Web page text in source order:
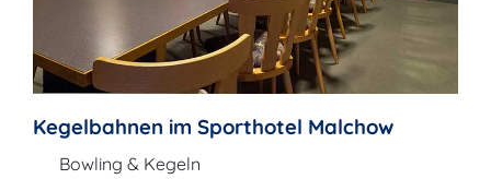
Kegelbahnen im Sporthotel Malchow
Bowling & Kegeln